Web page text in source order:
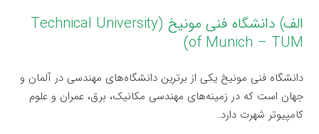
الف) دانشگاه فنی مونیخ (Technical University
of Munich – TUM)
دانشگاه فنی مونیخ یکی از برترین دانشگاه‌های مهندسی در آلمان و
جهان است که در زمینه‌های مهندسی مکانیک، برق، عمران و علوم
کامپیوتر شهرت دارد.